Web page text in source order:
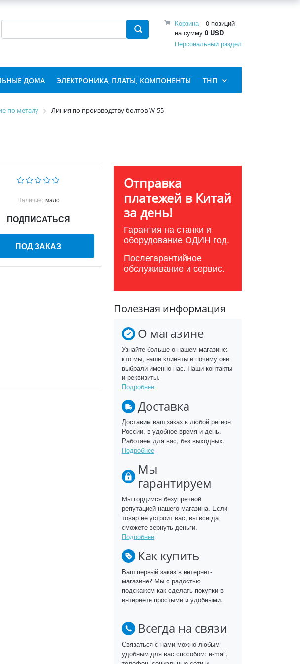
Корзина
0 позиций
на сумму 0 USD
Персональный раздел
ДОМА ЭЛЕКТРОНИКА, ПЛАТЫ, КОМПОНЕНТЫ ТНП
по металу Линия по производству болтов W-55
Наличие: мало
ПОДПИСАТЬСЯ
ПОД ЗАКАЗ
Отправка
платежей в Китай
за день!
Гарантия на станки и
оборудование ОДИН год.
Послегарантийное
обслуживание и сервис.
Полезная информация
О магазине
Узнайте больше о нашем магазине:
кто мы, наши клиенты и почему они
выбрали именно нас. Наши контакты
и реквизиты.
Подробнее
Доставка
Доставим ваш заказ в любой регион
России, в удобное время и день.
Работаем для вас, без выходных.
Подробнее
Мы
гарантируем
Мы гордимся безупречной
репутацией нашего магазина. Если
товар не устроит вас, вы всегда
сможете вернуть деньги.
Подробнее
Как купить
Ваш первый заказ в интернет-
магазине? Мы с радостью
подскажем как сделать покупки в
интернете простыми и удобными.
Всегда на связи
Связаться с нами можно любым
удобным для вас способом: e-mail,